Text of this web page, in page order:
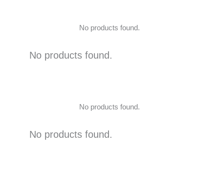
No products found.
No products found.
No products found.
No products found.